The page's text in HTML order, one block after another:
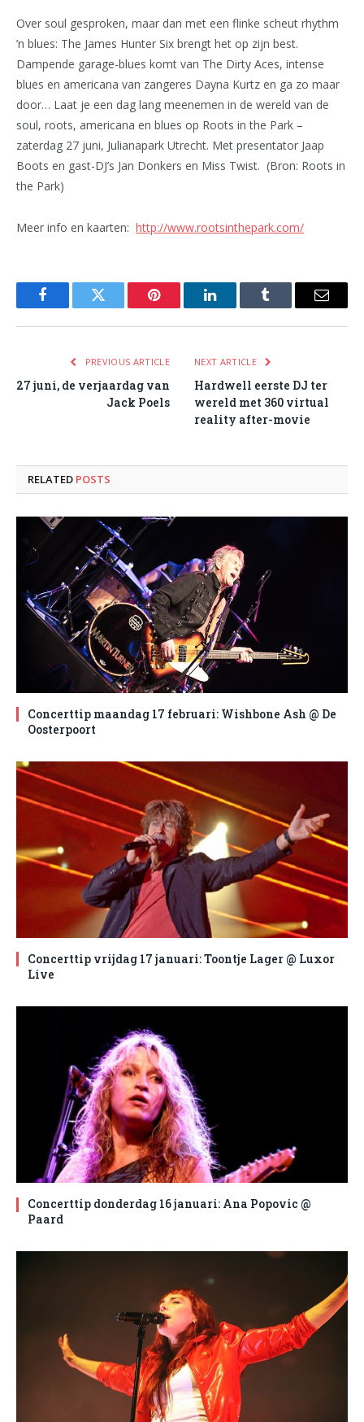
Over soul gesproken, maar dan met een flinke scheut rhythm
’n blues: The James Hunter Six brengt het op zijn best.
Dampende garage-blues komt van The Dirty Aces, intense
blues en americana van zangeres Dayna Kurtz en ga zo maar
door… Laat je een dag lang meenemen in de wereld van de
soul, roots, americana en blues op Roots in the Park –
zaterdag 27 juni, Julianapark Utrecht. Met presentator Jaap
Boots en gast-DJ’s Jan Donkers en Miss Twist. (Bron: Roots in
the Park)
Meer info en kaarten: http://www.rootsinthepark.com/
FacebookTwitter Pinterest LinkedInTumblr Email
PREVIOUS ARTICLE
27 juni, de verjaardag van
Jack Poels
NEXT ARTICLE
Hardwell eerste DJ ter
wereld met 360 virtual
reality after-movie
RELATED POSTS
Concerttip maandag 17 februari: Wishbone Ash @ De
Oosterpoort
Concerttip vrijdag 17 januari: Toontje Lager @ Luxor
Live
Concerttip donderdag 16 januari: Ana Popovic @
Paard